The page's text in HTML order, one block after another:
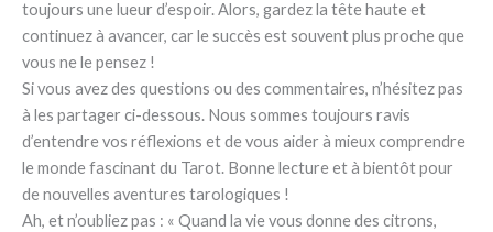
toujours une lueur d’espoir. Alors, gardez la tête haute et
continuez à avancer, car le succès est souvent plus proche que
vous ne le pensez !
Si vous avez des questions ou des commentaires, n’hésitez pas
à les partager ci-dessous. Nous sommes toujours ravis
d’entendre vos réflexions et de vous aider à mieux comprendre
le monde fascinant du Tarot. Bonne lecture et à bientôt pour
de nouvelles aventures tarologiques !
Ah, et n’oubliez pas : « Quand la vie vous donne des citrons,